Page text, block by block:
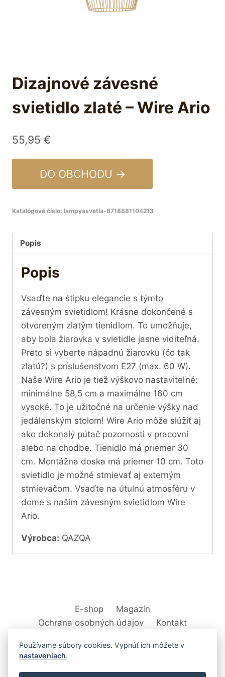
Dizajnové závesné
svietidlo zlaté – Wire Ario
55,95 €
DO OBCHODU →
Katalógové číslo: lampyasvetla-8718881104213
Popis
Popis
Vsaďte na štipku elegancie s týmto
závesným svietidlom! Krásne dokončené s
otvoreným zlatým tienidlom. To umožňuje,
aby bola žiarovka v svietidle jasne viditeľná.
Preto si vyberte nápadnú žiarovku (čo tak
zlatú?) s príslušenstvom E27 (max. 60 W).
Naše Wire Ario je tiež výškovo nastaviteľné:
minimálne 58,5 cm a maximálne 160 cm
vysoké. To je užitočné na určenie výšky nad
jedálenským stolom! Wire Ario môže slúžiť aj
ako dokonalý pútač pozornosti v pracovni
alebo na chodbe. Tienidlo má priemer 30
cm. Montážna doska má priemer 10 cm. Toto
svietidlo je možné stmievať aj externým
stmievačom. Vsaďte na útulnú atmosféru v
dome s naším závesným svietidlom Wire
Ario.
Výrobca: QAZQA
E-shop
Magazín
Ochrana osobných údajov
Kontakt
Používame súbory cookies. Vypnúť ich môžete v
nastaveniach.